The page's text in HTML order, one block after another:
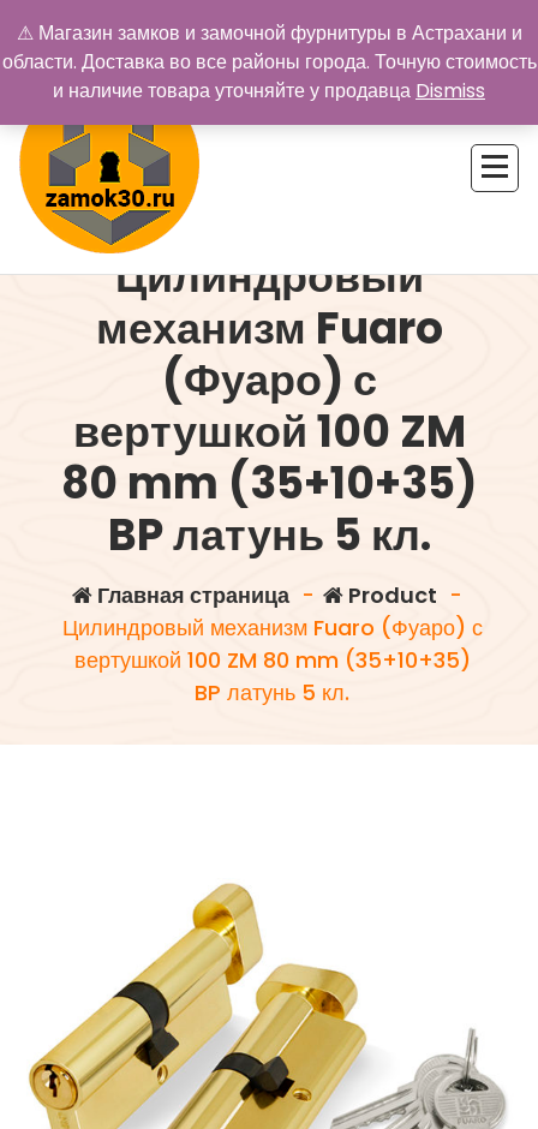
содержимому
Цилиндровый
механизм Fuaro
(Фуаро) с
вертушкой 100 ZM
80 mm (35+10+35)
BP латунь 5 кл.
Главная страница - Product -
Цилиндровый механизм Fuaro (Фуаро) с
вертушкой 100 ZM 80 mm (35+10+35)
BP латунь 5 кл.
⚠ Магазин замков и замочной фурнитуры в Астрахани и
области. Доставка во все районы города. Точную стоимость
и наличие товара уточняйте у продавца Dismiss